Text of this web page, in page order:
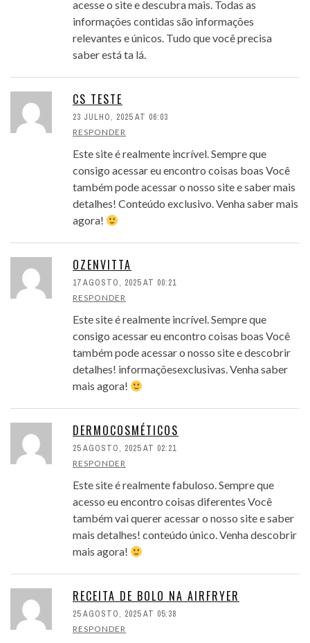
acesse o site e descubra mais. Todas as
informações contidas são informações
relevantes e únicos. Tudo que você precisa
saber está ta lá.
CS TESTE
23 JULHO, 2025 AT 06:03
RESPONDER
Este site é realmente incrível. Sempre que
consigo acessar eu encontro coisas boas Você
também pode acessar o nosso site e saber mais
detalhes! Conteúdo exclusivo. Venha saber mais
agora!
OZENVITTA
17 AGOSTO, 2025 AT 00:21
RESPONDER
Este site é realmente incrível. Sempre que
consigo acessar eu encontro coisas boas Você
também pode acessar o nosso site e descobrir
detalhes! informaçõesexclusivas. Venha saber
mais agora!
DERMOCOSMÉTICOS
25 AGOSTO, 2025 AT 02:21
RESPONDER
Este site é realmente fabuloso. Sempre que
acesso eu encontro coisas diferentes Você
também vai querer acessar o nosso site e saber
mais detalhes! conteúdo único. Venha descobrir
mais agora!
RECEITA DE BOLO NA AIRFRYER
25 AGOSTO, 2025 AT 05:38
RESPONDER